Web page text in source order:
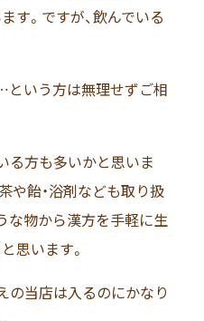
す。ですが、飲んでいる
という方は無理せずご相
る方も多いかと思いま
や飴・浴剤なども取り扱
な物から漢方を手軽に生
思います。
の当店は入るのにかなり